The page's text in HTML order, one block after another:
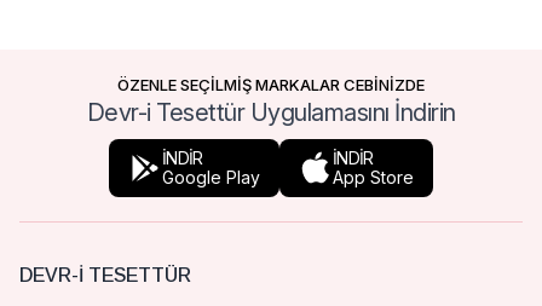
ÖZENLE SEÇİLMİŞ MARKALAR CEBİNİZDE
Devr-i Tesettür Uygulamasını İndirin
İNDİR
Google Play
İNDİR
App Store
DEVR-I TESETTÜR